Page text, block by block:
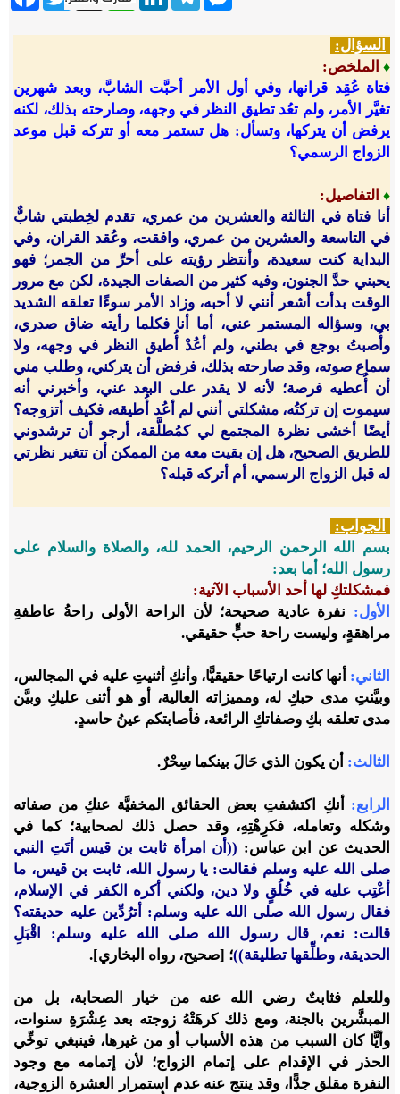
السؤال:
♦ الملخص:
فتاة عُقِد قرانها، وفي أول الأمر أحبَّت الشابَّ، وبعد شهرين
تغيَّر الأمر، ولم تعُد تطيق النظر في وجهه، وصارحته بذلك، لكنه
يرفض أن يتركها، وتسأل: هل تستمر معه أو تتركه قبل موعد
الزواج الرسمي؟
♦ التفاصيل:
أنا فتاة في الثالثة والعشرين من عمري، تقدم لخِطبتي شابٌّ
في التاسعة والعشرين من عمري، وافقت، وعُقد القران، وفي
البداية كنت سعيدة، وأنتظر رؤيته على أحرِّ من الجمر؛ فهو
يحبني حدَّ الجنون، وفيه كثير من الصفات الجيدة، لكن مع مرور
الوقت بدأت أشعر أنني لا أحبه، وزاد الأمر سوءًا تعلقه الشديد
بي، وسؤاله المستمر عني، أما أنا فكلما رأيته ضاق صدري،
وأُصبتُ بوجع في بطني، ولم أعُدْ أُطيق النظر في وجهه، ولا
سماع صوته، وقد صارحته بذلك، فرفض أن يتركني، وطلب مني
أن أُعطيه فرصة؛ لأنه لا يقدر على البعد عني، وأخبرني أنه
سيموت إن تركتُه، مشكلتي أنني لم أعُد أُطيقه، فكيف أتزوجه؟
أيضًا أخشى نظرة المجتمع لي كمُطلَّقة، أرجو أن ترشدوني
للطريق الصحيح، هل إن بقيت معه من الممكن أن تتغير نظرتي
له قبل الزواج الرسمي، أم أتركه قبله؟
الجواب:
بسم الله الرحمن الرحيم، الحمد لله، والصلاة والسلام على
رسول الله؛ أما بعد:
فمشكلتكِ لها أحد الأسباب الآتية:
الأول: نفرة عادية صحيحة؛ لأن الراحة الأولى راحةُ عاطفةِ
مراهقةٍ، وليست راحة حبٍّ حقيقي.
الثاني: أنها كانت ارتياحًا حقيقيًّا، وأنكِ أثنيتِ عليه في المجالس،
وبيَّنتِ مدى حبكِ له، ومميزاته العالية، أو هو أثنى عليكِ وبيَّن
مدى تعلقه بكِ وصفاتكِ الرائعة، فأصابتكم عينُ حاسدٍ.
الثالث: أن يكون الذي حَالَ بينكما سِحْرٌ.
الرابع: أنكِ اكتشفتِ بعض الحقائق المخفيَّة عنكِ من صفاته
وشكله وتعامله، فكرِهْتِهِ، وقد حصل ذلك لصحابية؛ كما في
الحديث عن ابن عباس: ((أن امرأة ثابت بن قيس أتَتِ النبي
صلى الله عليه وسلم فقالت: يا رسول الله، ثابت بن قيس، ما
أعْتِب عليه في خُلُقٍ ولا دين، ولكني أكره الكفر في الإسلام،
فقال رسول الله صلى الله عليه وسلم: أترُدِّين عليه حديقته؟
قالت: نعم، قال رسول الله صلى الله عليه وسلم: اقْبَلِ
الحديقة، وطلِّقها تطليقة))؛ [صحيح، رواه البخاري].
وللعلم فثابتٌ رضي الله عنه من خيار الصحابة، بل من
المبشَّرين بالجنة، ومع ذلك كرهَتْهُ زوجته بعد عِشْرَةِ سنوات،
وأيًّا كان السبب من هذه الأسباب أو من غيرها، فينبغي توخِّي
الحذر في الإقدام على إتمام الزواج؛ لأن إتمامه مع وجود
النفرة مقلق جدًّا، وقد ينتج عنه عدم استمرار العشرة الزوجية،